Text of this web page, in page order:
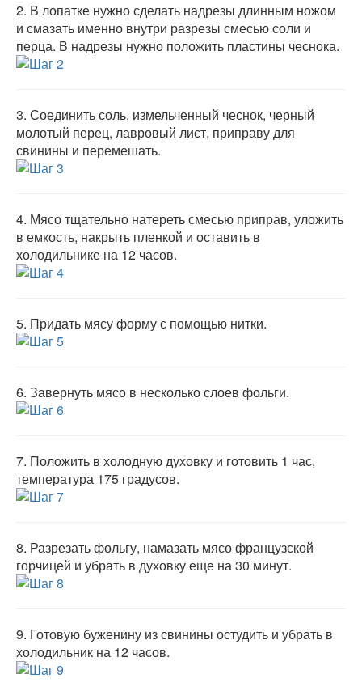
2. В лопатке нужно сделать надрезы длинным ножом
и смазать именно внутри разрезы смесью соли и
перца. В надрезы нужно положить пластины чеснока.
3. Соединить соль, измельченный чеснок, черный
молотый перец, лавровый лист, приправу для
свинины и перемешать.
4. Мясо тщательно натереть смесью приправ, уложить
в емкость, накрыть пленкой и оставить в
холодильнике на 12 часов.
5. Придать мясу форму с помощью нитки.
6. Завернуть мясо в несколько слоев фольги.
7. Положить в холодную духовку и готовить 1 час,
температура 175 градусов.
8. Разрезать фольгу, намазать мясо французской
горчицей и убрать в духовку еще на 30 минут.
9. Готовую буженину из свинины остудить и убрать в
холодильник на 12 часов.